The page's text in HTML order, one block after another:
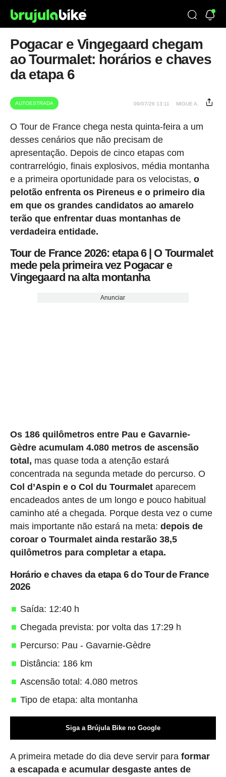
Pogacar e Vingegaard chegam
ao Tourmalet: horários e chaves
da etapa 6
AUTOESTRADA 09/07/26 13:11 MIGUE A.
O Tour de France chega nesta quinta-feira a um
desses cenários que não precisam de
apresentação. Depois de cinco etapas com
contrarrelógio, finais explosivos, média montanha
e a primeira oportunidade para os velocistas, o
pelotão enfrenta os Pireneus e o primeiro dia
em que os grandes candidatos ao amarelo
terão que enfrentar duas montanhas de
verdadeira entidade.
Tour de France 2026: etapa 6 | O Tourmalet
mede pela primeira vez Pogacar e
Vingegaard na alta montanha
Anunciar
Os 186 quilômetros entre Pau e Gavarnie-
Gèdre acumulam 4.080 metros de ascensão
total, mas quase toda a atenção estará
concentrada na segunda metade do percurso. O
Col d’Aspin e o Col du Tourmaletaparecem
encadeados antes de um longo e pouco habitual
caminho até a chegada. Porque desta vez o cume
mais importante não estará na meta: depois de
coroar o Tourmalet ainda restarão 38,5
quilômetros para completar a etapa.
Horário e chaves da etapa 6 do Tour de France
2026
Saída: 12:40 h
Chegada prevista: por volta das 17:29 h
Percurso: Pau - Gavarnie-Gèdre
Distância: 186 km
Ascensão total: 4.080 metros
Tipo de etapa: alta montanha
Siga a Brújula Bike no Google
A primeira metade do dia deve servir paraformar
a escapada e acumular desgaste antes de